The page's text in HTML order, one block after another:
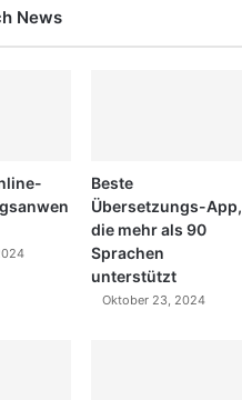
News
Beste
Übersetzungs-App,
die mehr als 90
Sprachen
unterstützt
Oktober 23, 2024